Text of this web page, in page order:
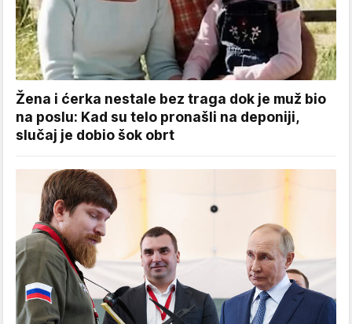
Žena i ćerka nestale bez traga dok je muž bio
na poslu: Kad su telo pronašli na deponiji,
slučaj je dobio šok obrt